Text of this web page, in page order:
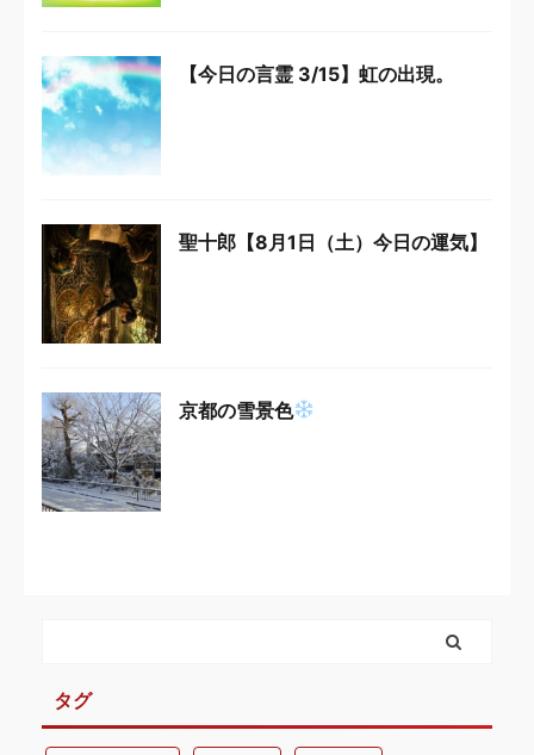
【今日の言霊 3/15】虹の出現。
聖十郎【8月1日（土）今日の運気】
京都の雪景色
タグ